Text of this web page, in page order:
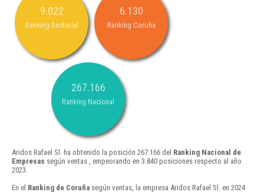
9.022
Ranking Sectorial
6.130
Ranking Coruña
267.166
Ranking Nacional
Aridos Rafael Sl. ha obtenido la posición 267.166 del Ranking Nacional de
Empresas según ventas , empeorando en 3.840 posiciones respecto al año
2023.
En el Ranking de Coruña según ventas, la empresa Aridos Rafael Sl. en 2024